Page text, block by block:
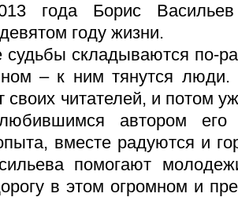
года Борис
году жизни.
судьбы складываются по-
– к ним тянутся люди.
своих читателей, и потом
автором его
вместе радуются и
помогают
в этом огромном и